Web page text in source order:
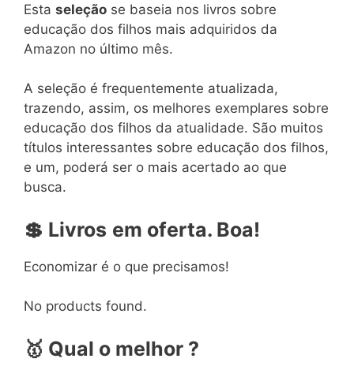
Esta seleção se baseia nos livros sobre
educação dos filhos mais adquiridos da
Amazon no último mês.
A seleção é frequentemente atualizada,
trazendo, assim, os melhores exemplares sobre
educação dos filhos da atualidade. São muitos
títulos interessantes sobre educação dos filhos,
e um, poderá ser o mais acertado ao que
busca.
💲 Livros em oferta. Boa!
Economizar é o que precisamos!
No products found.
🥇 Qual o melhor ?